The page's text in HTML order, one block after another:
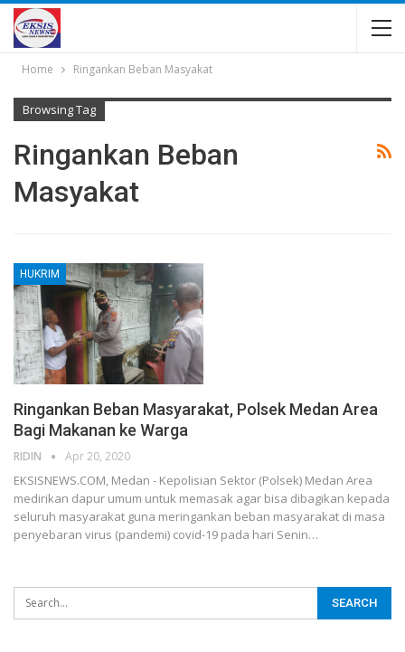
Home Ringankan Beban Masyakat
Browsing Tag
Ringankan Beban
Masyakat
HUKRIM
Ringankan Beban Masyarakat, Polsek Medan Area
Bagi Makanan ke Warga
RIDIN Apr 20, 2020
EKSISNEWS.COM, Medan - Kepolisian Sektor (Polsek) Medan Area
medirikan dapur umum untuk memasak agar bisa dibagikan kepada
seluruh masyarakat guna meringankan beban masyarakat di masa
penyebaran virus (pandemi) covid-19 pada hari Senin…